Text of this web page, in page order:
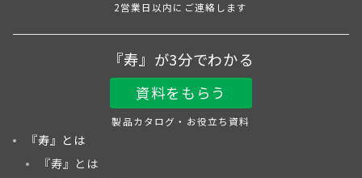
2営業日以内にご連絡します
『寿』が3分でわかる
資料をもらう
製品カタログ・お役立ち資料
『寿』とは
『寿』とは